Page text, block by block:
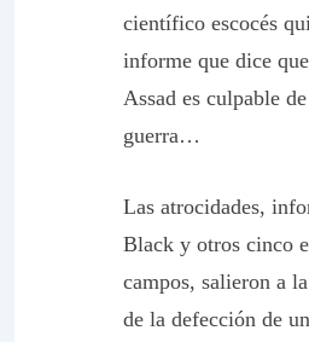
científico escocés
informe que dice
Assad es culpable
guerra…
Las atrocidades,
Black y otros cinco
campos, salieron a
de la defección de